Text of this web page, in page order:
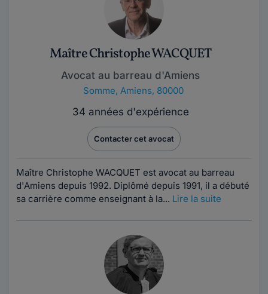
Maître Christophe WACQUET
Avocat au barreau d'Amiens
Somme, Amiens, 80000
34 années d'expérience
Contacter cet avocat
Maître Christophe WACQUET est avocat au barreau
d'Amiens depuis 1992. Diplômé depuis 1991, il a débuté
sa carrière comme enseignant à la... Lire la suite